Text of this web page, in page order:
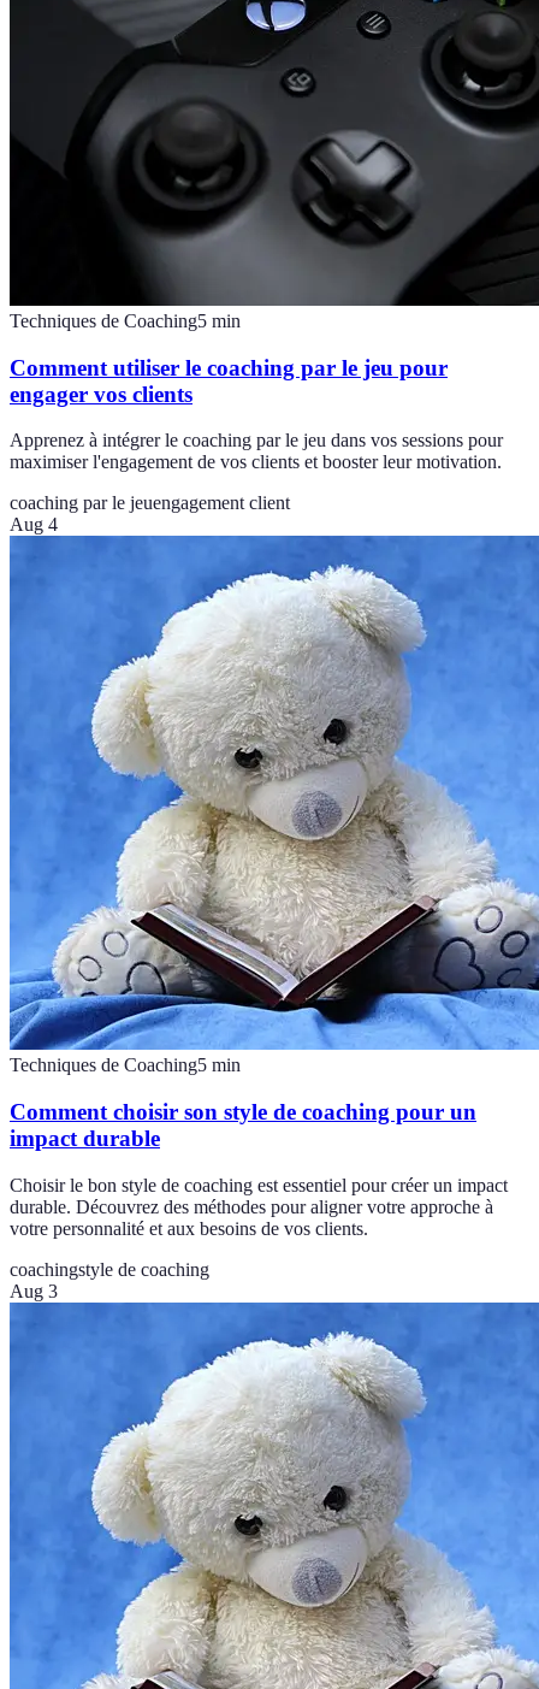
Techniques de Coaching5 min
Comment utiliser le coaching par le jeu pour
engager vos clients
Apprenez à intégrer le coaching par le jeu dans vos sessions pour
maximiser l'engagement de vos clients et booster leur motivation.
coaching par le jeuengagement client
Aug 4
Techniques de Coaching5 min
Comment choisir son style de coaching pour un
impact durable
Choisir le bon style de coaching est essentiel pour créer un impact
durable. Découvrez des méthodes pour aligner votre approche à
votre personnalité et aux besoins de vos clients.
coachingstyle de coaching
Aug 3